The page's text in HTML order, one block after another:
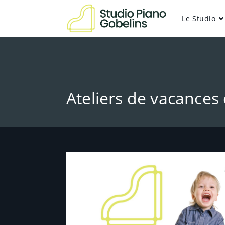
Le Studio
Ateliers de vacances